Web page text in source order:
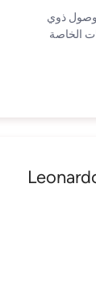
وصول ذوي
الخاصة